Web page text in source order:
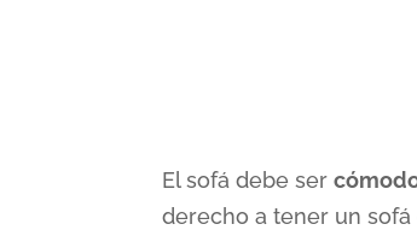
El sofá debe ser
derecho a tener un